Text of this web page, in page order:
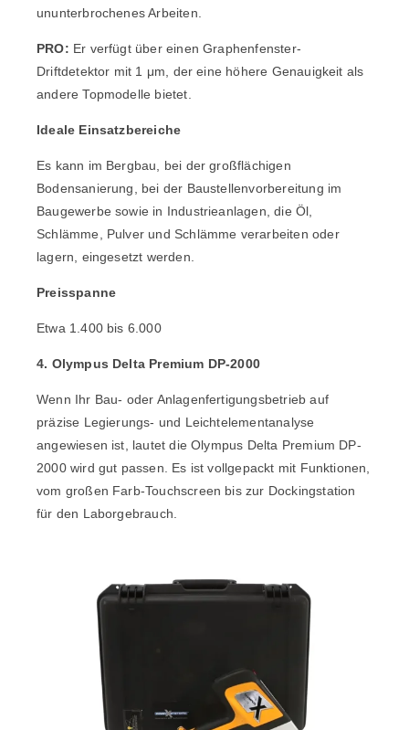
ununterbrochenes Arbeiten.
PRO: Er verfügt über einen Graphenfenster-
Driftdetektor mit 1 μm, der eine höhere Genauigkeit als
andere Topmodelle bietet.
Ideale Einsatzbereiche
Es kann im Bergbau, bei der großflächigen
Bodensanierung, bei der Baustellenvorbereitung im
Baugewerbe sowie in Industrieanlagen, die Öl,
Schlämme, Pulver und Schlämme verarbeiten oder
lagern, eingesetzt werden.
Preisspanne
Etwa 1.400 bis 6.000
4. Olympus Delta Premium DP-2000
Wenn Ihr Bau- oder Anlagenfertigungsbetrieb auf
präzise Legierungs- und Leichtelementanalyse
angewiesen ist, lautet dieOlympus Delta Premium DP-
2000wird gut passen. Es ist vollgepackt mit Funktionen,
vom großen Farb-Touchscreen bis zur Dockingstation
für den Laborgebrauch.